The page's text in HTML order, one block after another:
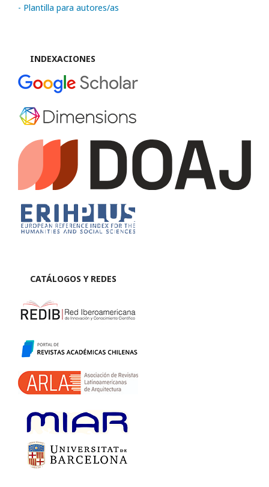
- Plantilla para autores/as
INDEXACIONES
CATÁLOGOS Y REDES